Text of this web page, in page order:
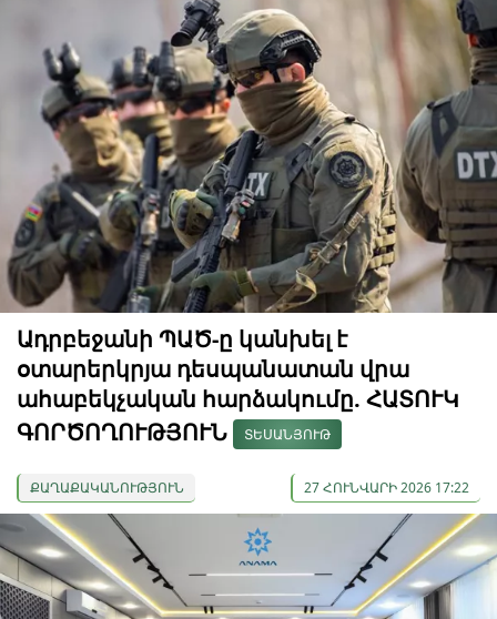
Ադրբեջանի ՊԱԾ-ը կանխել է
օտարերկրյա դեսպանատան վրա
ահաբեկչական հարձակումը. ՀԱՏՈՒԿ
ԳՈՐԾՈՂՈՒԹՅՈՒՆ
ՏԵՍԱՆՅՈՒԹ
ՔԱՂԱՔԱԿԱՆՈՒԹՅՈՒՆ 27 ՀՈՒՆՎԱՐԻ 2026 17:22